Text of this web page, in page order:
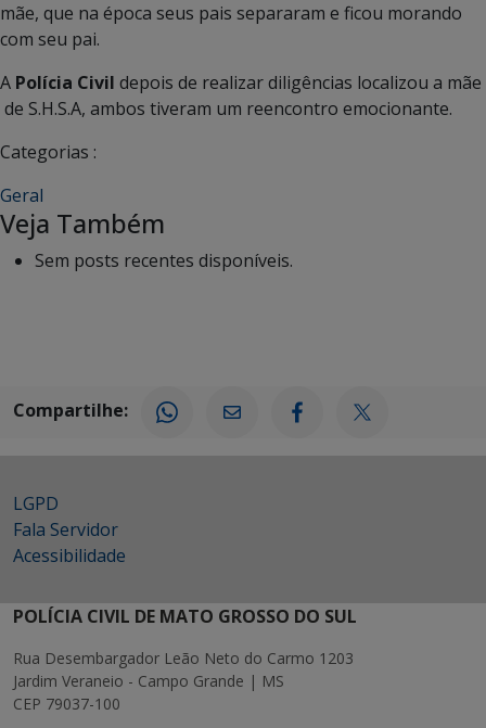
mãe, que na época seus pais separaram e ficou morando
com seu pai.
A Polícia Civil depois de realizar diligências localizou a mãe
de S.H.S.A, ambos tiveram um reencontro emocionante.
Categorias :
Geral
Veja Também
Sem posts recentes disponíveis.
Compartilhe:
LGPD
Fala Servidor
Acessibilidade
POLÍCIA CIVIL DE MATO GROSSO DO SUL
Rua Desembargador Leão Neto do Carmo 1203
Jardim Veraneio - Campo Grande | MS
CEP 79037-100